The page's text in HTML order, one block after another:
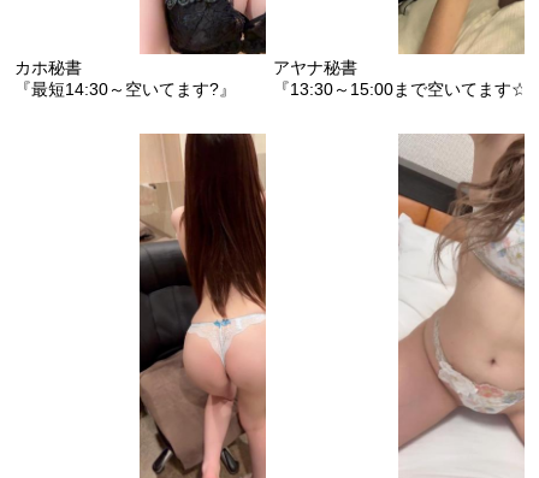
カホ秘書
『最短14:30～空いてます?』
アヤナ秘書
『13:30～15:00まで空いてます☆